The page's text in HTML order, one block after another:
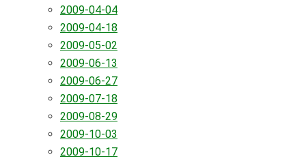
2009-04-04
2009-04-18
2009-05-02
2009-06-13
2009-06-27
2009-07-18
2009-08-29
2009-10-03
2009-10-17